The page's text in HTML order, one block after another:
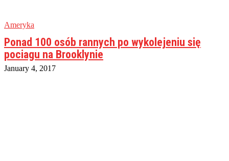
Ameryka
Ponad 100 osób rannych po wykolejeniu się
pociagu na Brooklynie
January 4, 2017